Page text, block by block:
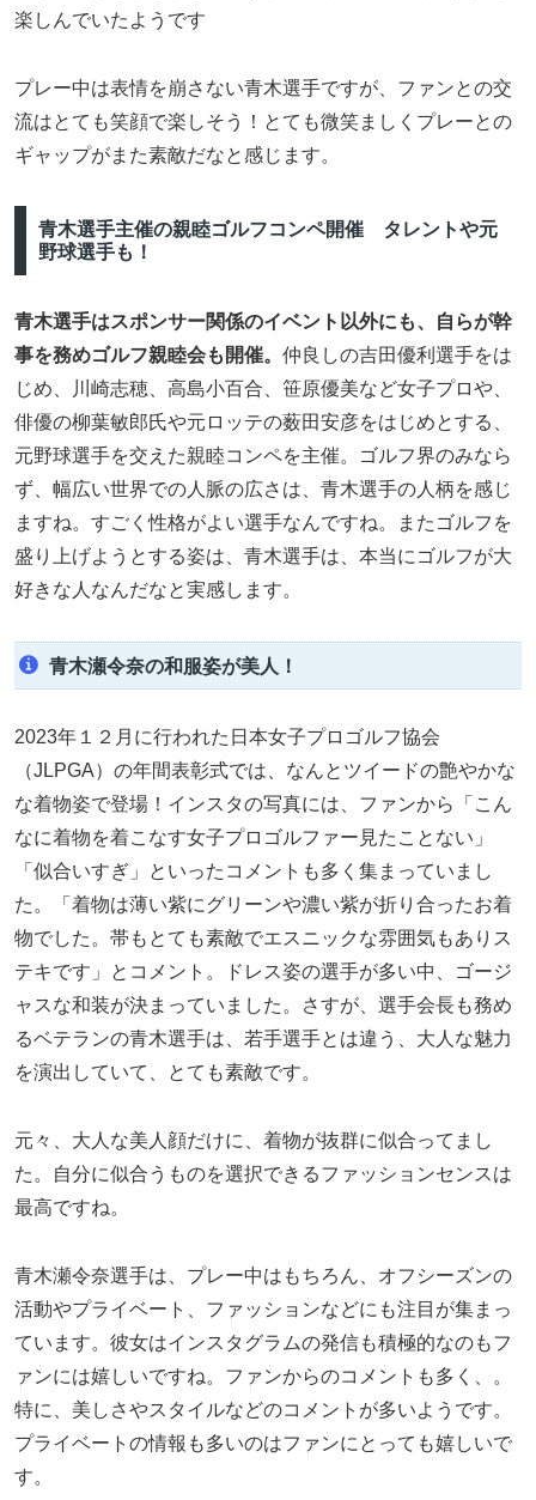
楽しんでいたようです
プレー中は表情を崩さない青木選手ですが、ファンとの交
流はとても笑顔で楽しそう！とても微笑ましくプレーとの
ギャップがまた素敵だなと感じます。
青木選手主催の親睦ゴルフコンペ開催 タレントや元
野球選手も！
青木選手はスポンサー関係のイベント以外にも、自らが幹
事を務めゴルフ親睦会も開催。 仲良しの吉田優利選手をは
じめ、川崎志穂、高島小百合、笹原優美など女子プロや、
俳優の柳葉敏郎氏や元ロッテの薮田安彦をはじめとする、
元野球選手を交えた親睦コンペを主催。ゴルフ界のみなら
ず、幅広い世界での人脈の広さは、青木選手の人柄を感じ
ますね。すごく性格がよい選手なんですね。またゴルフを
盛り上げようとする姿は、青木選手は、本当にゴルフが大
好きな人なんだなと実感します。
青木瀬令奈の和服姿が美人！
2023年１２月に行われた日本女子プロゴルフ協会
（JLPGA）の年間表彰式では、なんとツイードの艶やかな
な着物姿で登場！インスタの写真には、ファンから「こん
なに着物を着こなす女子プロゴルファー見たことない」
「似合いすぎ」といったコメントも多く集まっていまし
た。「着物は薄い紫にグリーンや濃い紫が折り合ったお着
物でした。帯もとても素敵でエスニックな雰囲気もありス
テキです」とコメント。ドレス姿の選手が多い中、ゴージ
ャスな和装が決まっていました。さすが、選手会長も務め
るベテランの青木選手は、若手選手とは違う、大人な魅力
を演出していて、とても素敵です。
元々、大人な美人顔だけに、着物が抜群に似合ってまし
た。自分に似合うものを選択できるファッションセンスは
最高ですね。
青木瀬令奈選手は、プレー中はもちろん、オフシーズンの
活動やプライベート、ファッションなどにも注目が集まっ
ています。彼女はインスタグラムの発信も積極的なのもフ
ァンには嬉しいですね。ファンからのコメントも多く、。
特に、美しさやスタイルなどのコメントが多いようです。
プライベートの情報も多いのはファンにとっても嬉しいで
す。